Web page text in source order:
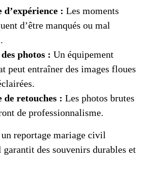
d’expérience : Les moments
d’être manqués ou mal
photos : Un équipement
peut entraîner des images floues
de retouches : Les photos brutes
de professionnalisme.
reportage mariage civil
garantit des souvenirs durables et